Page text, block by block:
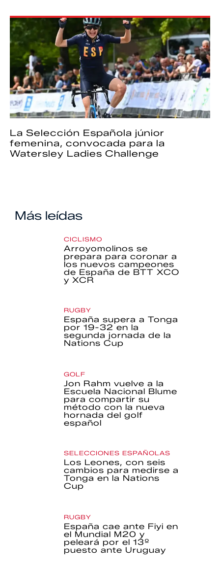
La Selección Española júnior
femenina, convocada para la
Watersley Ladies Challenge
Más leídas
CICLISMO
Arroyomolinos se
prepara para coronar a
los nuevos campeones
de España de BTT XCO
y XCR
RUGBY
España supera a Tonga
por 19-32 en la
segunda jornada de la
Nations Cup
GOLF
Jon Rahm vuelve a la
Escuela Nacional Blume
para compartir su
método con la nueva
hornada del golf
español
SELECCIONES ESPAÑOLAS
Los Leones, con seis
cambios para medirse a
Tonga en la Nations
Cup
RUGBY
España cae ante Fiyi en
el Mundial M20 y
peleará por el 13º
puesto ante Uruguay